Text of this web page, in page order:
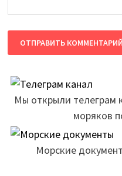
Мы открыли телеграм
моряков
Морские